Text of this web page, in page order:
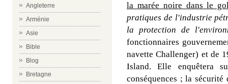
Angleterre
Arménie
Asie
Bible
Blog
Bretagne
la marée noire dans le
pratiques de l'industrie
la protection de
fonctionnaires
navette Challenger) et de
Island. Elle enquêtera
conséquences ; la